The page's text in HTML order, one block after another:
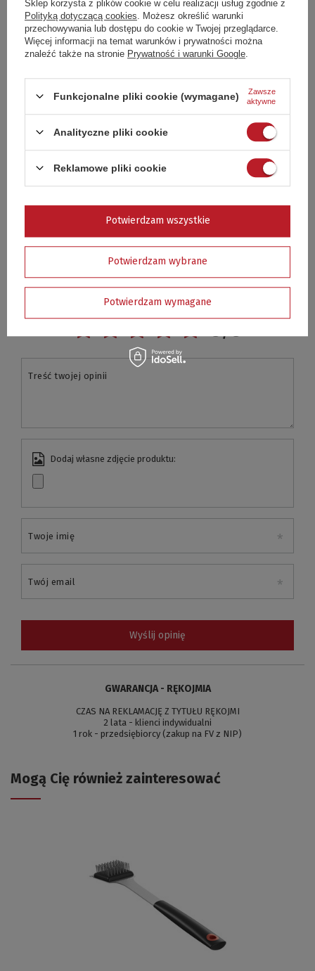
❓ Z jakiego materiału wykonany jest profesjonalny widelec
Inox?
❓ Czy widelec nadaje się do intensywnego użytkowania?
❓ Do jakich potraw najlepiej sprawdzi się ten widelec?
❓ Czy widelec można myć w zmywarce?
Zadaj pytanie
Dodaj swoją opinię
Twoja ocena:
5/5
Treść twojej opinii
Dodaj własne zdjęcie produktu:
Twoje imię
Twój email
Wyślij opinię
GWARANCJA - RĘKOJMIA
CZAS NA REKLAMACJĘ Z TYTUŁU RĘKOJMI
2 lata - klienci indywidualni
1 rok - przedsiębiorcy (zakup na FV z NIP)
Mogą Cię również zainteresować
Sklep korzysta z plików cookie w celu realizacji usług zgodnie z
Polityką dotyczącą cookies . Możesz określić warunki
przechowywania lub dostępu do cookie w Twojej przeglądarce.
Więcej informacji na temat warunków i prywatności można
znaleźć także na stronie Prywatność i warunki Google
Funkcjonalne pliki cookie (wymagane)
Zawsze
aktywne
Analityczne pliki cookie
Reklamowe pliki cookie
Potwierdzam wybrane
Potwierdzam wymagane
Potwierdzam wszystkie